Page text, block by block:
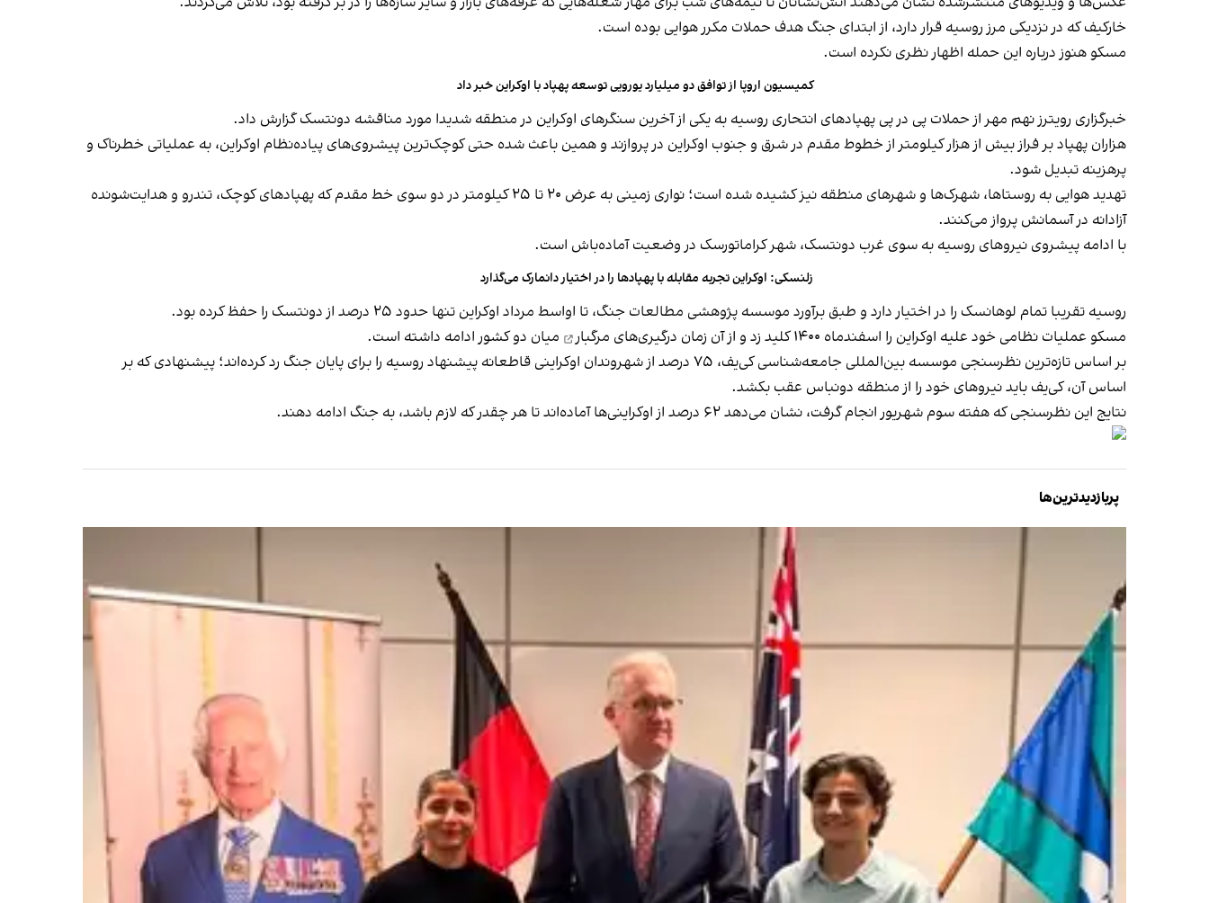
خارکیف که در نزدیکی مرز روسیه قرار دارد، از ابتدای جنگ هدف حملات مکرر هوایی بوده است.
مسکو هنوز درباره این حمله اظهار نظری نکرده است.
کمیسیون اروپا از توافق دو میلیارد یورویی توسعه پهپاد با اوکراین خبر داد
خبرگزاری رویترز نهم مهر از حملات پی در پی پهپادهای انتحاری روسیه به یکی از آخرین سنگرهای اوکراین در منطقه شدیدا مورد مناقشه دونتسک گزارش داد.
هزاران پهپاد بر فراز بیش از هزار کیلومتر از خطوط مقدم در شرق و جنوب اوکراین در پروازند و همین باعث شده حتی کوچک‌ترین پیشروی‌های پیاده‌نظام اوکراین، به عملیاتی خطرناک و
پرهزینه تبدیل شود.
تهدید هوایی به روستاها، شهرک‌ها و شهرهای منطقه نیز کشیده شده است؛ نواری زمینی به عرض ۲۰ تا ۲۵ کیلومتر در دو سوی خط مقدم که پهپادهای کوچک، تندرو و هدایت‌شونده
آزادانه در آسمانش پرواز می‌کنند.
با ادامه پیشروی نیروهای روسیه به سوی غرب دونتسک، شهر کراماتورسک در وضعیت آماده‌باش است.
زلنسکی: اوکراین تجربه مقابله با پهپادها را در اختیار دانمارک می‌گذارد
روسیه تقریبا تمام لوهانسک را در اختیار دارد و طبق برآورد موسسه پژوهشی مطالعات جنگ، تا اواسط مرداد اوکراین تنها حدود ۲۵ درصد از دونتسک را حفظ کرده بود.
مسکو عملیات نظامی خود علیه اوکراین را اسفندماه ۱۴۰۰ کلید زد و از آن زمان
درگیری‌های مرگبار
میان دو کشور ادامه داشته است.
بر اساس تازه‌ترین نظرسنجی موسسه بین‌المللی جامعه‌شناسی کی‌یف، ۷۵ درصد از شهروندان اوکراینی قاطعانه پیشنهاد روسیه را برای پایان جنگ رد کرده‌اند؛ پیشنهادی که بر
اساس آن، کی‌یف باید نیروهای خود را از منطقه دونباس عقب بکشد.
نتایج این نظرسنجی که هفته سوم شهریور انجام گرفت، نشان می‌دهد ۶۲ درصد از اوکراینی‌ها آماده‌اند تا هر چقدر که لازم باشد، به جنگ ادامه دهند.
پربازدیدترین‌ها